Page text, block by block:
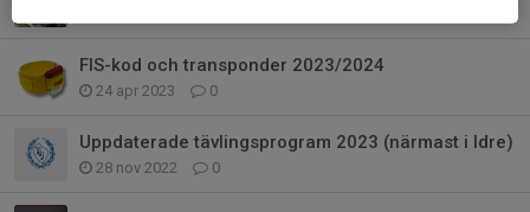
FIS-kod och transponder 2023/2024
24 apr 2023 0
Uppdaterade tävlingsprogram 2023 (närmast i Idre)
28 nov 2022 0